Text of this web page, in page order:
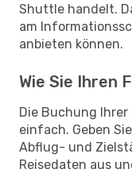
Shuttle handelt.
am
anbieten können.
Wie Sie Ihren
Die Buchung
einfach. Geben
Abflug- und
Reisedaten aus